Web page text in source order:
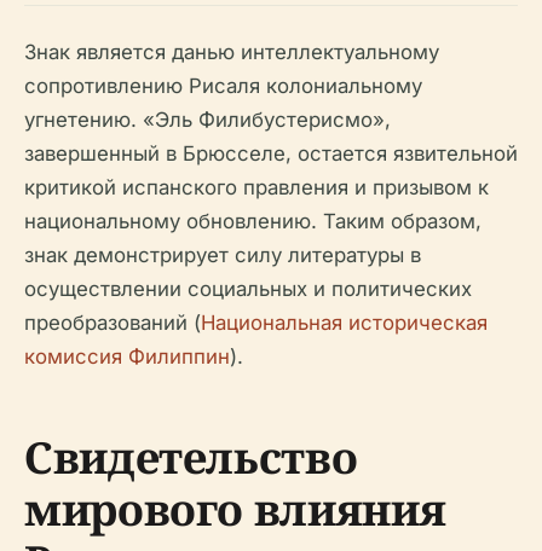
Знак является данью интеллектуальному
сопротивлению Рисаля колониальному
угнетению. «Эль Филибустерисмо»,
завершенный в Брюсселе, остается язвительной
критикой испанского правления и призывом к
национальному обновлению. Таким образом,
знак демонстрирует силу литературы в
осуществлении социальных и политических
преобразований (Национальная историческая
комиссия Филиппин).
Свидетельство
мирового влияния